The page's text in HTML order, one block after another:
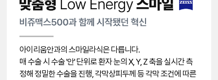
아이리움안과의 스마일라식은 다릅니다.
매 수술 시 수술 '안' 단위로 환자 눈의 X, Y, Z 축을 실시간 측
정해 정밀한 수술을 진행, 각막상피두께 등 각막 조건에 따른